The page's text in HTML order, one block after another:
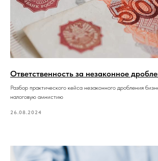
Ответственность за незаконное
Разбор практического кейса незаконного дробления
налоговую амнистию
26.08.2024